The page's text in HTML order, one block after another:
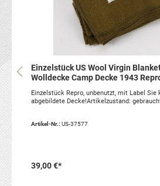
Einzelstück US Wool Virgin
Wolldecke Camp Decke 1943
Einzelstück Repro, unbenutzt, mit Label Sie
abgebildete Decke!Artikelzustand:
Artikel-Nr.: US-37577
39,00 €*